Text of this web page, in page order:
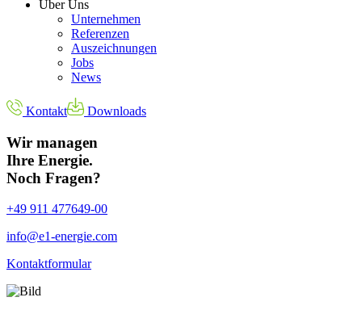
Über Uns
Unternehmen
Referenzen
Auszeichnungen
Jobs
News
Kontakt Downloads
Wir managen
Ihre Energie.
Noch Fragen?
+49 911 477649-00
info@e1-energie.com
Kontaktformular